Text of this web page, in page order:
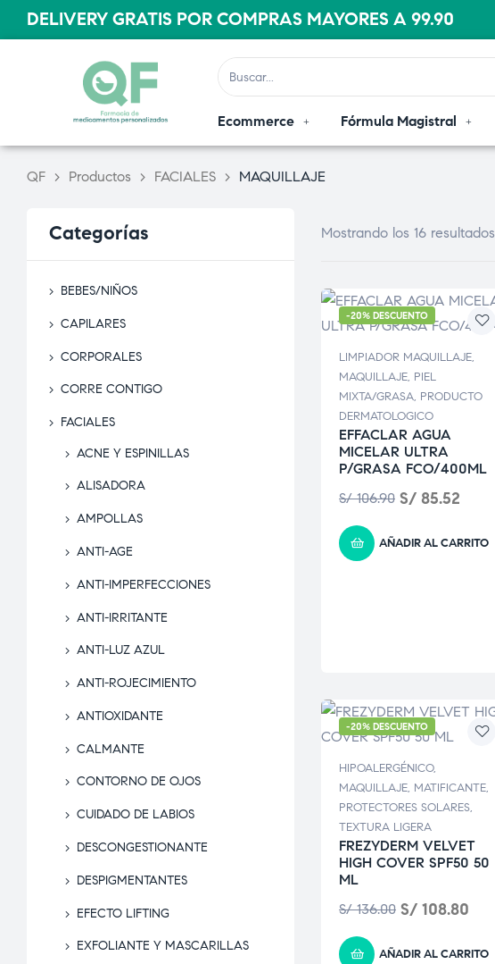
DELIVERY GRATIS POR COMPRAS MAYORES A 99.90
Ecommerce Fórmula Magistral
QF > Productos > FACIALES > MAQUILLAJE
Mostrando los 16 resultados
-20% DESCUENTO
LIMPIADOR MAQUILLAJE,
MAQUILLAJE, PIEL
MIXTA/GRASA, PRODUCTO
DERMATOLOGICO
EFFACLAR AGUA
MICELAR ULTRA
P/GRASA FCO/400ML
S/106.90 S/ 85.52
AÑADIR AL CARRITO
-20% DESCUENTO
HIPOALERGÉNICO,
MAQUILLAJE, MATIFICANTE,
PROTECTORES SOLARES,
TEXTURA LIGERA
FREZYDERM VELVET
HIGH COVER SPF50 50
ML
S/136.00 S/ 108.80
AÑADIR AL CARRITO
Categorías
BEBES/NIÑOS
CAPILARES
CORPORALES
CORRE CONTIGO
FACIALES
ACNE Y ESPINILLAS
ALISADORA
AMPOLLAS
ANTI-AGE
ANTI-IMPERFECCIONES
ANTI-IRRITANTE
ANTI-LUZ AZUL
ANTI-ROJECIMIENTO
ANTIOXIDANTE
CALMANTE
CONTORNO DE OJOS
CUIDADO DE LABIOS
DESCONGESTIONANTE
DESPIGMENTANTES
EFECTO LIFTING
EXFOLIANTE Y MASCARILLAS